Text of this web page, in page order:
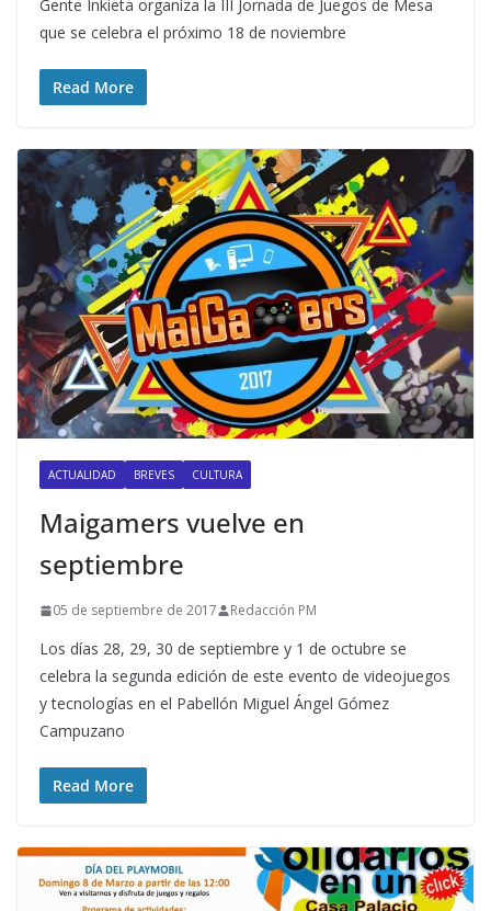
Gente Inkieta organiza la III Jornada de Juegos de Mesa
que se celebra el próximo 18 de noviembre
Read More
ACTUALIDAD BREVES CULTURA
Maigamers vuelve en
septiembre
05 de septiembre de 2017 Redacción PM
Los días 28, 29, 30 de septiembre y 1 de octubre se
celebra la segunda edición de este evento de videojuegos
y tecnologías en el Pabellón Miguel Ángel Gómez
Campuzano
Read More